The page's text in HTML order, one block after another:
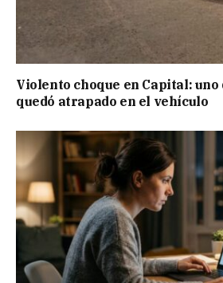
Violento choque en Capital: uno
quedó atrapado en el vehículo